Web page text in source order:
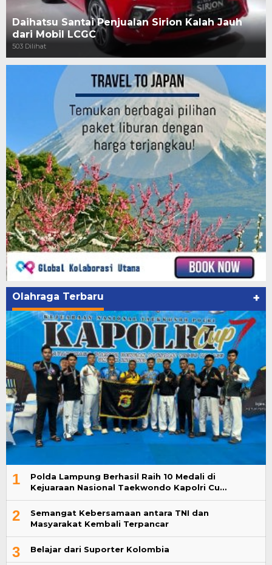
Daihatsu Santai Penjualan Sirion Kalah Jauh
dari Mobil LCGC
503 Dilihat
Olahraga Terbaru +
1
Polda Lampung Berhasil Raih 10 Medali di
Kejuaraan Nasional Taekwondo Kapolri Cu…
2
Semangat Kebersamaan antara TNI dan
Masyarakat Kembali Terpancar
3 Belajar dari Suporter Kolombia